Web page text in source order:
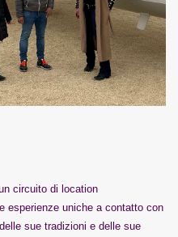
circuito di location
esperienze uniche a contatto con
sue tradizioni e delle sue